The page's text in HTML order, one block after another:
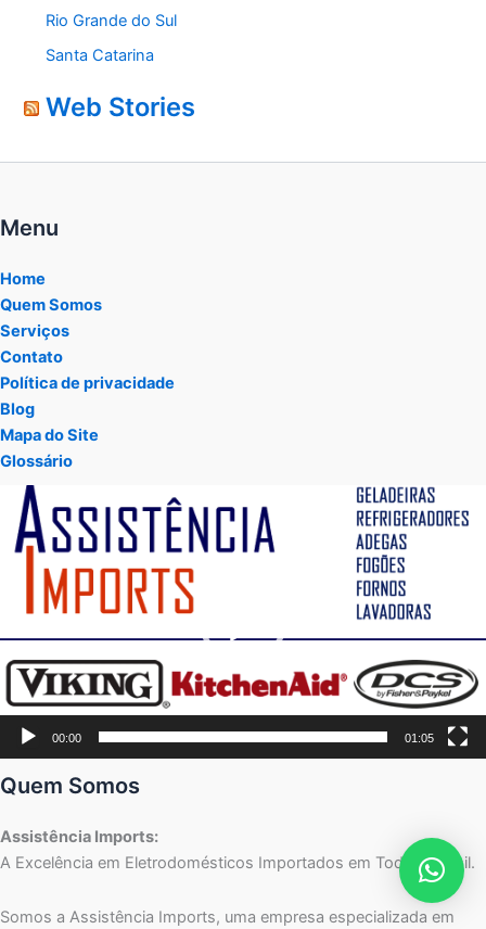
Rio Grande do Sul
Santa Catarina
Web Stories
Menu
Home
Quem Somos
Serviços
Contato
Política de privacidade
Blog
Mapa do Site
Glossário
Tocador
vídeo
00:00 01:05
Quem Somos
Assistência Imports:
A Excelência em Eletrodomésticos Importados em Todo o Brasil.
Somos a Assistência Imports, uma empresa especializada em